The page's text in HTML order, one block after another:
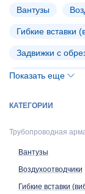
Вантузы
Гибкие вставки
Задвижки с
Запорно-
Фасонные
Показать еще
КАТЕГОРИИ
Трубопроводная
Вантузы
Воздухоотводчики
Гибкие вставки